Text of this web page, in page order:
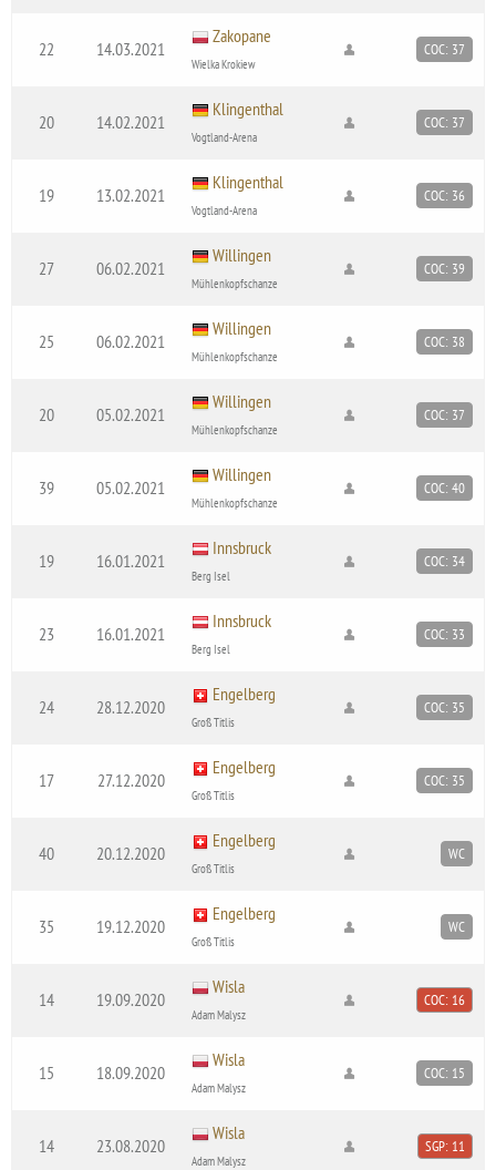
22 14.03.2021
Zakopane
Wielka Krokiew
COC: 37
20 14.02.2021
Klingenthal
Vogtland-Arena
COC: 37
19 13.02.2021
Klingenthal
Vogtland-Arena
COC: 36
27 06.02.2021
Willingen
Mühlenkopfschanze
COC: 39
25 06.02.2021
Willingen
Mühlenkopfschanze
COC: 38
20 05.02.2021
Willingen
Mühlenkopfschanze
COC: 37
39 05.02.2021
Willingen
Mühlenkopfschanze
COC: 40
19 16.01.2021
Innsbruck
Berg Isel
COC: 34
23 16.01.2021
Innsbruck
Berg Isel
COC: 33
24 28.12.2020
Engelberg
Groß Titlis
COC: 35
17 27.12.2020
Engelberg
Groß Titlis
COC: 35
40 20.12.2020
Engelberg
Groß Titlis
WC
35 19.12.2020
Engelberg
Groß Titlis
WC
14 19.09.2020
Wisla
Adam Malysz
COC: 16
15 18.09.2020
Wisla
Adam Malysz
COC: 15
14 23.08.2020
Wisla
Adam Malysz
SGP: 11